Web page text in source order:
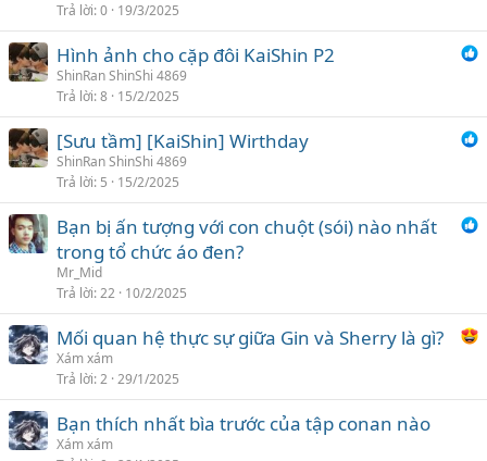
c
h
Trả lời 0 19/3/2025
Hình ảnh cho cặp đôi KaiShin P2
ShinRan ShinShi 4869
Trả lời 8 15/2/2025
[Sưu tầm] [KaiShin] Wirthday
ShinRan ShinShi 4869
Trả lời 5 15/2/2025
Bạn bị ấn tượng với con chuột (sói) nào nhất
trong tổ chức áo đen?
Mr_Mid
Trả lời 22 10/2/2025
Mối quan hệ thực sự giữa Gin và Sherry là gì?
Xám xám
Trả lời 2 29/1/2025
Bạn thích nhất bìa trước của tập conan nào
Xám xám